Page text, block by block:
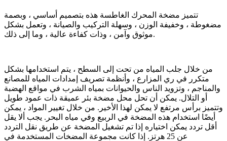
تتميز مضخة المحرك الغاطسة هذه بتصميم أساسي ، وبصمة
مضغوطة ، وخفيفة الوزن ، وسهلة التركيب والصيانة ، وتعمل بشكل
موثوق وآمن ، وذات كفاءة عالية ، وما إلى ذلك.
من خلال جلب المياه من تحت إلى السطح ، يتم استخدامها بشكل
متكرر في ري المزارع ، وأنظمة تصريف إمدادات المياه للمصانع
والمناجم ، وتزويد الناس والحيوانات بمياه الشرب في مواقع الهضبة
أو التلال. يمكن أن تحل محل مضخة بئر عميقة ذات عمود طويل
وتتميز برأس مرتفع لا يمكن لهذا الأخير. من خلال تغيير المواد ، يمكن
أيضًا استخدام هذه المضخة في الربيع وفي مياه البحر. يجب ألا يقل
أقل تردد يمكن اختياره إذا تم تشغيل المضخة عن طريق نقل التردد
عن 25 هرتز. إذا كانت مجموعة المضخات المستخدمة في